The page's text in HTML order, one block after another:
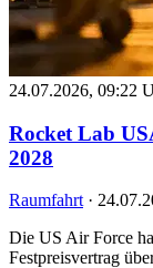
24.07.2026, 09:22
Rocket Lab
2028
Raumfahrt ·
Die US Air Force
Festpreisvertrag